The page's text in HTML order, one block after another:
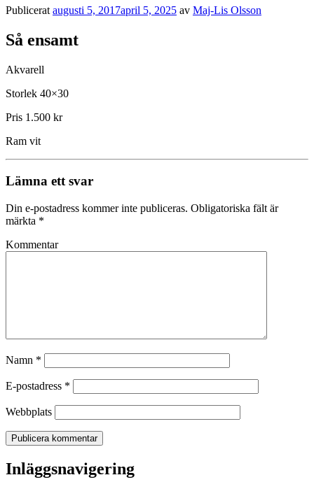
Publicerat augusti 5, 2017april 5, 2025 av Maj-Lis Olsson
Så ensamt
Akvarell
Storlek 40×30
Pris 1.500 kr
Ram vit
Lämna ett svar
Din e-postadress kommer inte publiceras. Obligatoriska fält är
märkta *
Kommentar
Namn *
E-postadress *
Webbplats
Inläggsnavigering